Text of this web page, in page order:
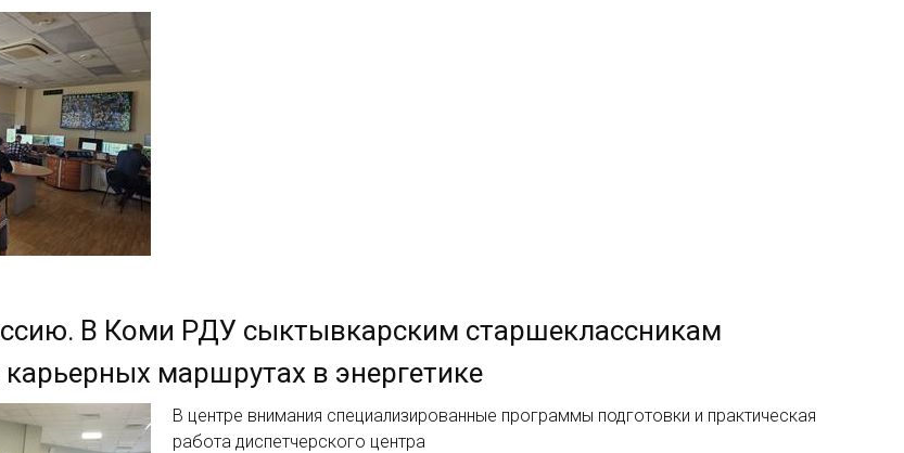
В Коми РДУ сыктывкарским старшеклассникам
карьерных маршрутах в энергетике
В центре внимания специализированные программы подготовки и практическая
работа диспетчерского центра